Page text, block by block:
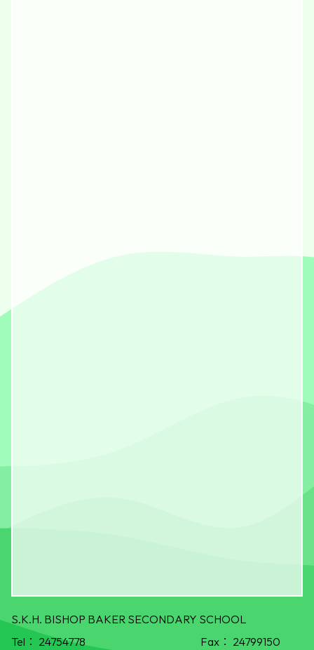
S.K.H. BISHOP BAKER SECONDARY SCHOOL
Tel： 24754778 Fax： 24799150